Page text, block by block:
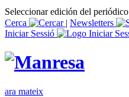
Seleccionar edición del periódico
Cerca
| Newsletters
Iniciar Sessió
ara mateix